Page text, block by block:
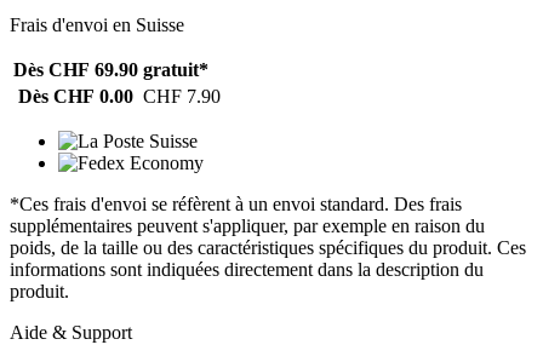
Frais d'envoi en Suisse
Dès CHF 69.90 gratuit*
Dès CHF 0.00 CHF 7.90
*Ces frais d'envoi se réfèrent à un envoi standard. Des frais
supplémentaires peuvent s'appliquer, par exemple en raison du
poids, de la taille ou des caractéristiques spécifiques du produit. Ces
informations sont indiquées directement dans la description du
produit.
Aide & Support